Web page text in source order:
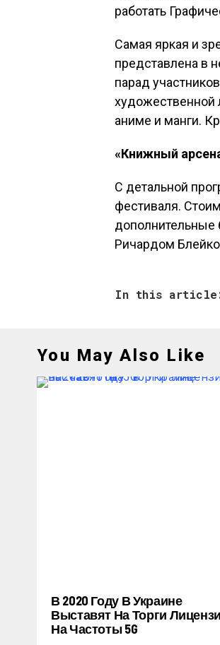
работать
Самая яркая и
представлена в
парад
художественной
аниме и манги.
«Книжный
С детальной
фестиваля.
Ричардом
In this
You May Also Like
В 2020 Году В Украине
Выставят На Торги
На Частоты 5G